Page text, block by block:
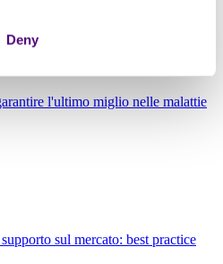
Deny
l'ultimo miglio nelle malattie
sul mercato: best practice